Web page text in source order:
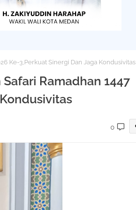
Ke-3,Perkuat Sinergi Dan Jaga Kondusivitas
Ramadhan 1447
0